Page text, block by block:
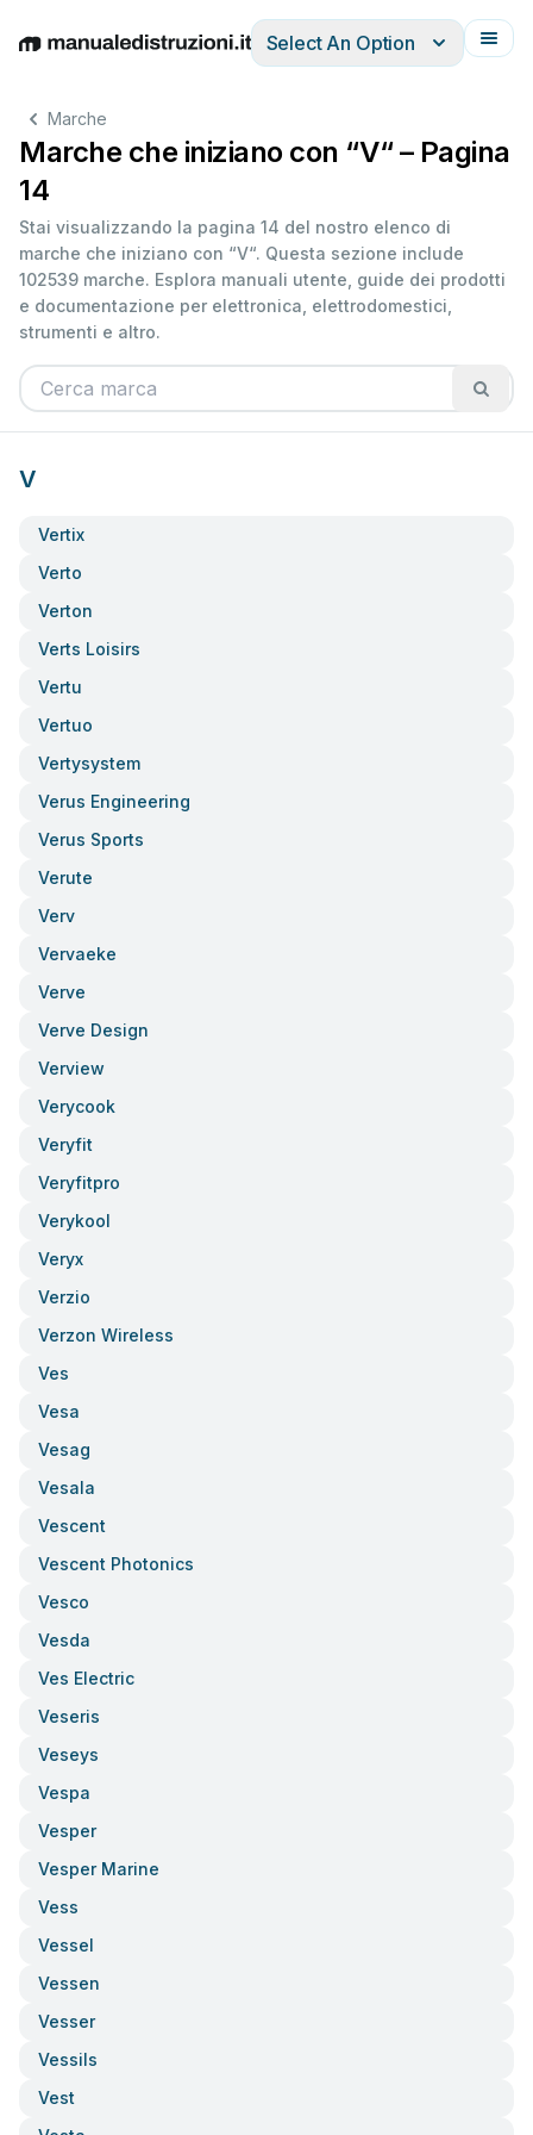
EnglishDeutschEspañolItalianoFrançais
Select An Option
Marche
Marche che iniziano con “V“ – Pagina
14
Stai visualizzando la pagina 14 del nostro elenco di
marche che iniziano con “V“. Questa sezione include
102539 marche. Esplora manuali utente, guide dei prodotti
e documentazione per elettronica, elettrodomestici,
strumenti e altro.
V
Vertix
Verto
Verton
Verts Loisirs
Vertu
Vertuo
Vertysystem
Verus Engineering
Verus Sports
Verute
Verv
Vervaeke
Verve
Verve Design
Verview
Verycook
Veryfit
Veryfitpro
Verykool
Veryx
Verzio
Verzon Wireless
Ves
Vesa
Vesag
Vesala
Vescent
Vescent Photonics
Vesco
Vesda
Ves Electric
Veseris
Veseys
Vespa
Vesper
Vesper Marine
Vess
Vessel
Vessen
Vesser
Vessils
Vest